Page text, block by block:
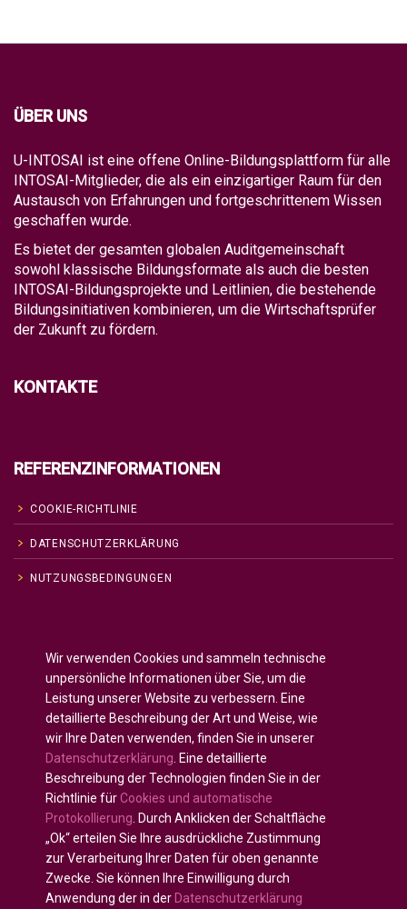
ÜBER UNS
U-INTOSAI ist eine offene Online-Bildungsplattform für alle
INTOSAI-Mitglieder, die als ein einzigartiger Raum für den
Austausch von Erfahrungen und fortgeschrittenem Wissen
geschaffen wurde.
Es bietet der gesamten globalen Auditgemeinschaft
sowohl klassische Bildungsformate als auch die besten
INTOSAI-Bildungsprojekte und Leitlinien, die bestehende
Bildungsinitiativen kombinieren, um die Wirtschaftsprüfer
der Zukunft zu fördern.
KONTAKTE
REFERENZINFORMATIONEN
COOKIE-RICHTLINIE
DATENSCHUTZERKLÄRUNG
NUTZUNGSBEDINGUNGEN
Русский( Russisch)
Español(Spanisch)
Français( Französisch)
العربية(Arabisch )
Português(Portugiesisch, Portugal)
Wir verwenden Cookies und sammeln technische
unpersönliche Informationen über Sie, um die
Leistung unserer Website zu verbessern. Eine
detaillierte Beschreibung der Art und Weise, wie
wir Ihre Daten verwenden, finden Sie in unserer
Datenschutzerklärung . Eine detaillierte
Beschreibung der Technologien finden Sie in der
Richtlinie für Cookies und automatische
Protokollierung . Durch Anklicken der Schaltfläche
„Ok“ erteilen Sie Ihre ausdrückliche Zustimmung
zur Verarbeitung Ihrer Daten für oben genannte
Zwecke. Sie können Ihre Einwilligung durch
Anwendung der in der Datenschutzerklärung